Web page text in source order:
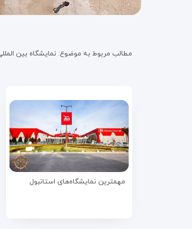
مطالب مربوط به موضوع: نمایشگاه بین
مهمترین نمایشگاه‌های استانبول